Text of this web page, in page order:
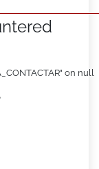
on null